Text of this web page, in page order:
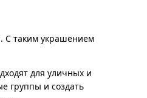
С таким украшением
для уличных и
группы и создать